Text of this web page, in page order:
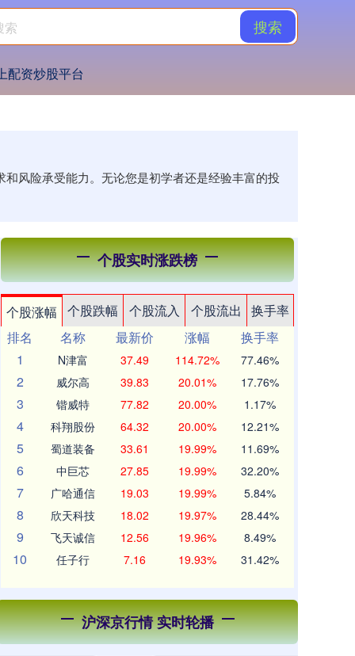
搜索
配资炒股平台
风险承受能力。无论您是初学者还是经验丰富的投
个股实时涨跌榜
个股涨幅 个股跌幅 个股流入 个股流出
换手率
排名
名称 最新价 涨幅
换手率
1
N津富 37.49 114.72% 77.46%
2 威尔高 39.83 20.01% 17.76%
3 锴威特 77.82 20.00% 1.17%
4 科翔股份 64.32 20.00% 12.21%
5 蜀道装备 33.61 19.99% 11.69%
6 中巨芯 27.85 19.99% 32.20%
7 广哈通信 19.03 19.99% 5.84%
8 欣天科技 18.02 19.97% 28.44%
9 飞天诚信 12.56 19.96% 8.49%
10 任子行 7.16 19.93% 31.42%
沪深京行情 实时轮播